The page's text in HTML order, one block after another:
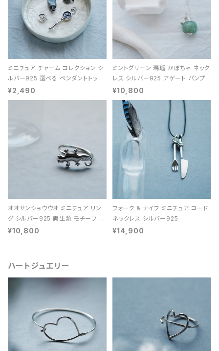
ミニチュア チャーム コレクション シ
ルバー925 選べる ペンダントトップ
レディース ユニセックス
¥2,490
ミントグリーン 瑪瑙 かぼちゃ ネック
レス シルバー925 アゲート パンプキ
ン 天然石 レディース
¥10,800
オオサンショウウオ ミニチュア リン
グ シルバー925 両生類 モチーフ レ
ディース ユニセックス
¥10,800
フォーク & ナイフ ミニチュア コード
ネックレス シルバー925
¥14,900
ハートジュエリー